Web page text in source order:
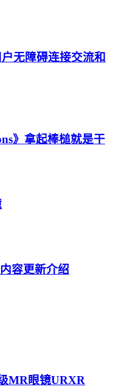
无障碍连接交流和
》拿起棒槌就是干
容更新介绍
MR眼镜URXR